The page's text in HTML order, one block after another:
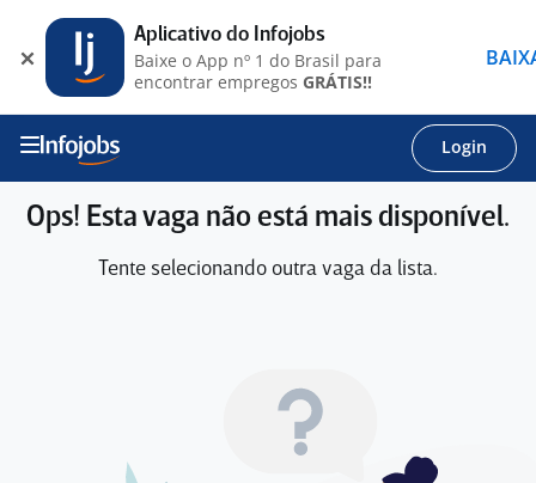
Login
Ops! Esta vaga não está mais disponível.
Tente selecionando outra vaga da lista.
Aplicativo do Infojobs
Baixe o App nº 1 do Brasil para
encontrar empregos GRÁTIS!!